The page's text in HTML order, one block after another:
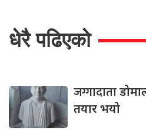
धेरै पढिएको
जग्गादाता
तयार भयो